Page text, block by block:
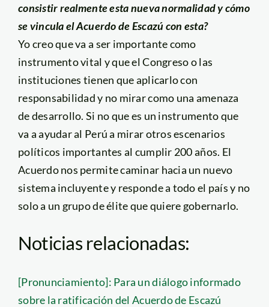
consistir realmente esta nueva normalidad y cómo
se vincula el Acuerdo de Escazú con esta?
Yo creo que va a ser importante como
instrumento vital y que el Congreso o las
instituciones tienen que aplicarlo con
responsabilidad y no mirar como una amenaza
de desarrollo. Si no que es un instrumento que
va a ayudar al Perú a mirar otros escenarios
políticos importantes al cumplir 200 años. El
Acuerdo nos permite caminar hacia un nuevo
sistema incluyente y responde a todo el país y no
solo a un grupo de élite que quiere gobernarlo.
Noticias relacionadas:
[Pronunciamiento]: Para un diálogo informado
sobre la ratificación del Acuerdo de Escazú